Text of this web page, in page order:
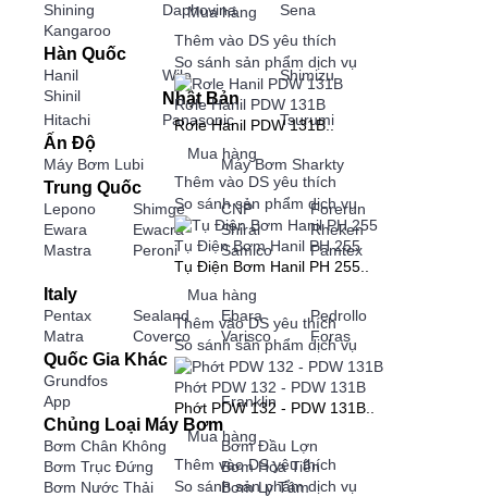
Shining
Daphovina
Sena
Kangaroo
Hàn Quốc
Hanil Wilo
Shimizu
Shinil
Nhật Bản
Hitachi Panasonic Tsurumi
Ấn Độ
Máy Bơm Lubi Máy Bơm Sharkty
Trung Quốc
Lepono Shimge CNP
Forerun
Ewara
Ewacra Shirai
Rheken
Mastra
Peroni Samico Pamtex
Italy
Pentax Sealand Ebara
Pedrollo
Matra
Coverco Varisco Foras
Quốc Gia Khác
Grundfos
App
Franklin
Chủng Loại Máy Bơm
Bơm Chân Không
Bơm Đầu Lợn
Bơm Trục Đứng
Bơm Hỏa Tiễn
Bơm Nước Thải
Bơm Ly Tâm
Mua hàng
Thêm vào DS yêu thích
So sánh sản phẩm dịch vụ
Rơle Hanil PDW 131B
Rơle Hanil PDW 131B..
Mua hàng
Thêm vào DS yêu thích
So sánh sản phẩm dịch vụ
Tụ Điện Bơm Hanil PH 255
Tụ Điện Bơm Hanil PH 255..
Mua hàng
Thêm vào DS yêu thích
So sánh sản phẩm dịch vụ
Phớt PDW 132 - PDW 131B
Phớt PDW 132 - PDW 131B..
Mua hàng
Thêm vào DS yêu thích
So sánh sản phẩm dịch vụ